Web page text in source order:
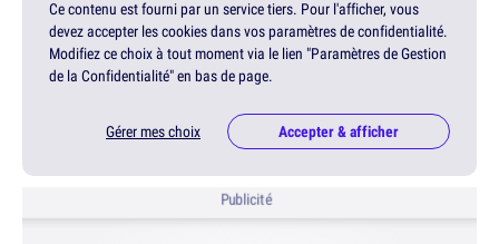
Ce contenu est fourni par un service tiers. Pour l'afficher, vous
devez accepter les cookies dans vos paramètres de confidentialité.
Modifiez ce choix à tout moment via le lien "Paramètres de Gestion
de la Confidentialité" en bas de page.
Gérer mes choix Accepter & afficher
Publicité